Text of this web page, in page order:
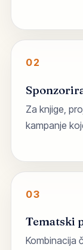
02
Za knjige,
kampanje
03
Tematski
Kombinacija